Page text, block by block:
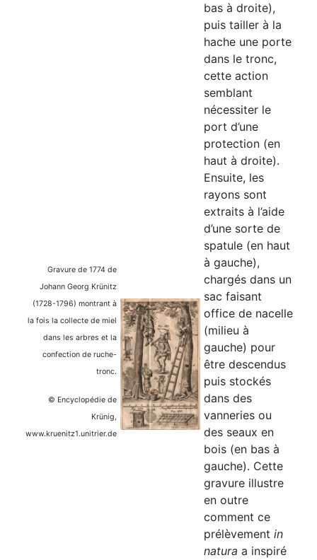
Gravure de 1774 de
Johann Georg Krünitz
(1728-1796) montrant à
la fois la collecte de miel
dans les arbres et la
confection de ruche-
tronc.
© Encyclopédie de
Krünig,
www.kruenitz1.unitrier.de
bas à droite),
puis tailler à la
hache une porte
dans le tronc,
cette action
semblant
nécessiter le
port d’une
protection (en
haut à droite).
Ensuite, les
rayons sont
extraits à l’aide
d’une sorte de
spatule (en haut
à gauche),
chargés dans un
sac faisant
office de nacelle
(milieu à
gauche) pour
être descendus
puis stockés
dans des
vanneries ou
des seaux en
bois (en bas à
gauche). Cette
gravure illustre
en outre
comment ce
prélèvement in
natura a inspiré